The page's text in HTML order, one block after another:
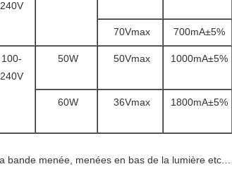
240V
70Vmax 700mA±5%
100-
240V
50W 50Vmax 1000mA±5%
60W 36Vmax 1800mA±5%
bande menée, menées en bas de la lumière etc.….